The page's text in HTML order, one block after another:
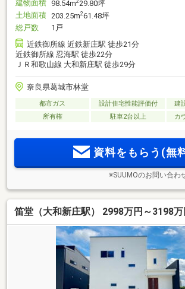
建物面積 98.54m 29.80坪
土地面積 203.25m261.48坪
総戸数
1戸
近鉄御所線 近鉄新庄駅 徒歩21分
近鉄御所線 忍海駅 徒歩22分
ＪＲ和歌山線 大和新庄駅 徒歩29分
奈良県葛城市林堂
都市ガス 設計住宅性能評価付
建
所有権
駐車2台以上 カ
資料をもらう(無
※SUUMOのお問い合わ
笛堂（大和新庄駅） 2998万円～3198万